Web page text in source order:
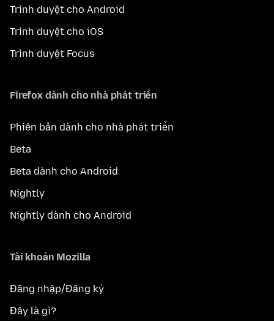
Trình duyệt cho Android
Trình duyệt cho iOS
Trình duyệt Focus
Firefox dành cho nhà phát triển
Phiên bản dành cho nhà phát triển
Beta
Beta dành cho Android
Nightly
Nightly dành cho Android
Tài khoản Mozilla
Đăng nhập/Đăng ký
Đây là gì?